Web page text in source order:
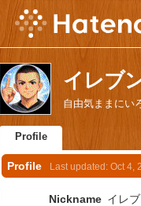
イレブ
自由気ままにい
Profile
Profile Last updated: Oct 4,
Nickname イレ